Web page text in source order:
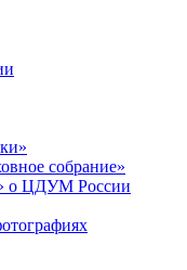
собрание»
о ЦДУМ России